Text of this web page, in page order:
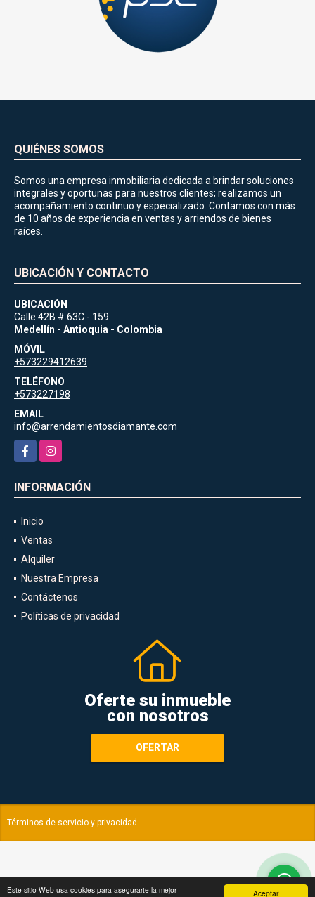
Aceptar
Este sitio Web usa cookies para asegurarte la mejor
QUIÉNES SOMOS
Somos una empresa inmobiliaria dedicada a brindar soluciones
integrales y oportunas para nuestros clientes; realizamos un
acompañamiento continuo y especializado. Contamos con más
de 10 años de experiencia en ventas y arriendos de bienes
raíces.
UBICACIÓN
Calle 42B # 63C - 159
Medellín - Antioquia - Colombia
MÓVIL
+573229412639
TELÉFONO
+573227198
EMAIL
info@arrendamientosdiamante.com
FacebookInstagram
Inicio
Ventas
Alquiler
Nuestra Empresa
Contáctenos
Oferte su inmueble
con nosotros
OFERTAR
Términos de servicio y privacidad